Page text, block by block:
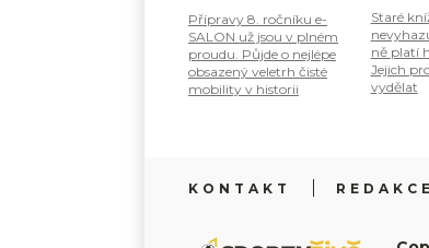
Přípravy 8. ročníku e-
SALON už jsou v plném
proudu. Půjde o nejlépe
obsazený veletrh čisté
mobility v historii
Staré
ně platí
Jejich
vydělat
KONTAKT REDAKCE